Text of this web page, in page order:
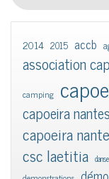
2014 2015 accb
association
camping
capoeira nantes
capoeira
csc laetitia